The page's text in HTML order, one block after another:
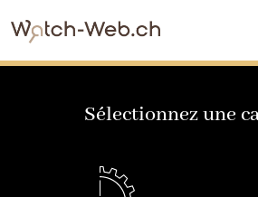
Sélectionnez une